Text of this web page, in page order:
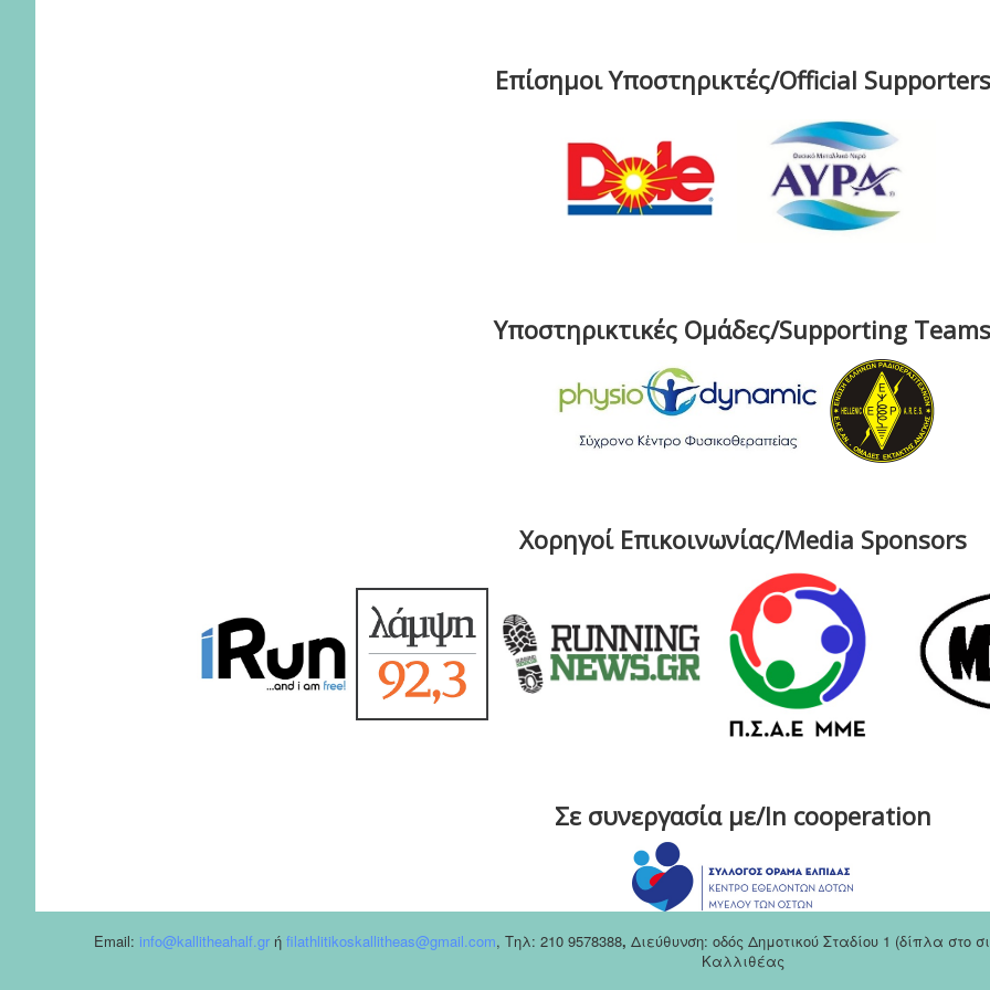
Επίσημοι Υποστηρικτές/Official Supporters
Υποστηρικτικές Ομάδες/Supporting Teams
Χορηγοί Επικοινωνίας/Media Sponsors
Σε συνεργασία με/In cooperation
Email: info@kallitheahalf.gr ή filathlitikoskallitheas@gmail.com, Tηλ: 210 9578388, Διεύθυνση: οδός Δημοτικού Σταδίου 1 (δίπλα
Καλλιθέας